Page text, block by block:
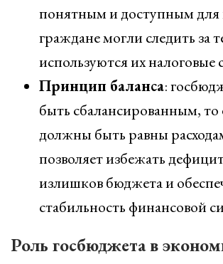
понятным и доступным для
граждане могли следить за
используются их налоговые
Принцип баланса:
быть сбалансированным, то
должны быть равны
позволяет избежать
излишков бюджета и
стабильность финансовой
Роль госбюджета в